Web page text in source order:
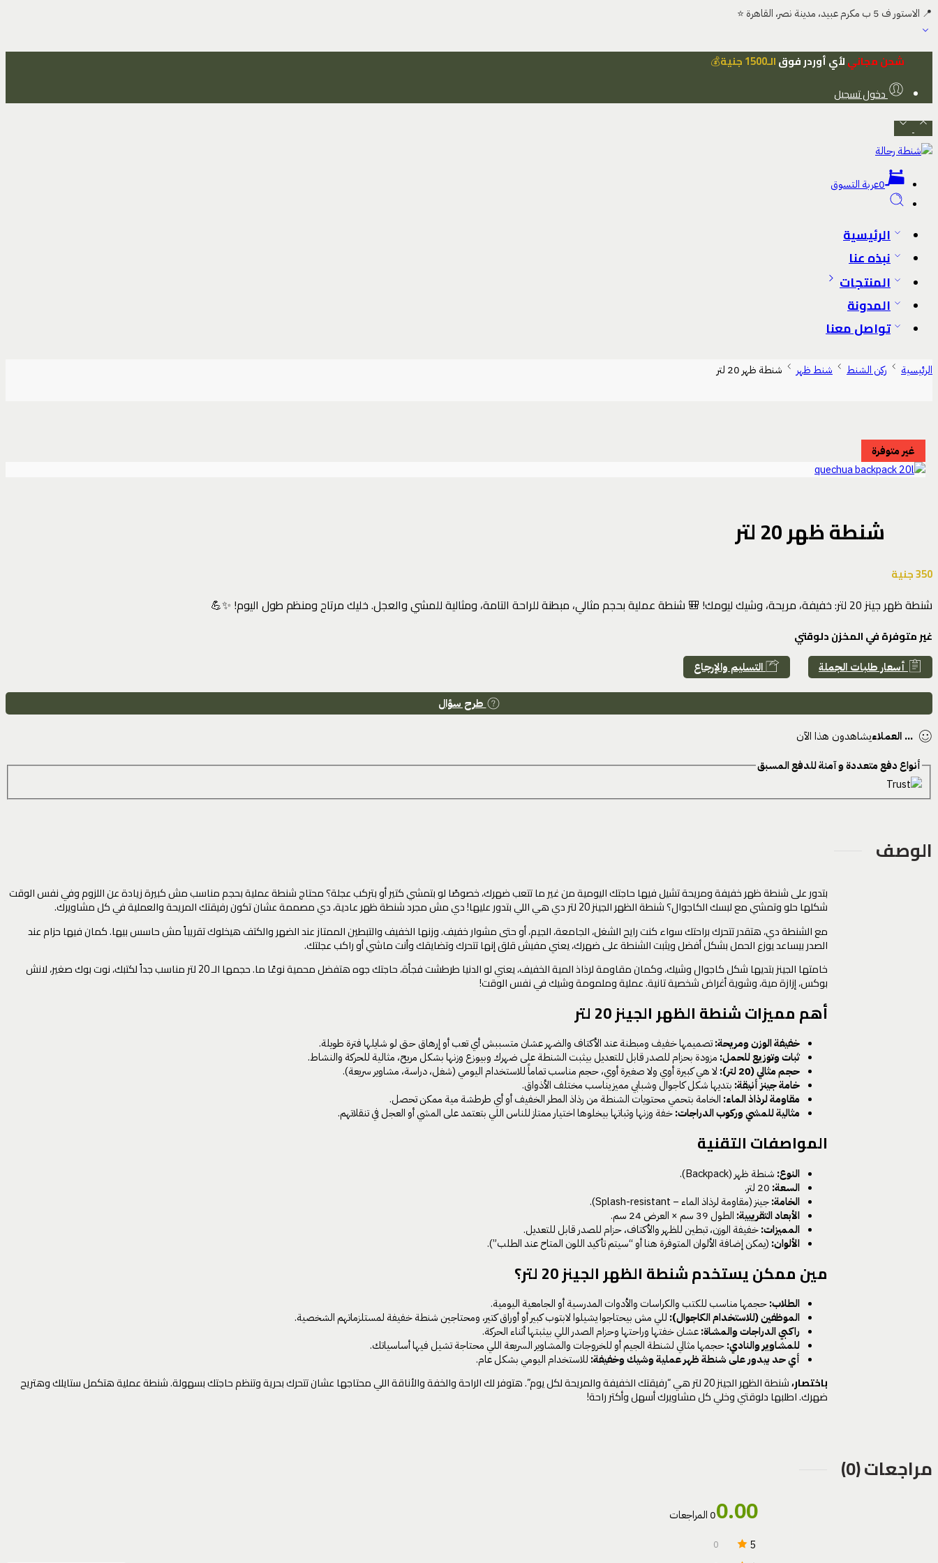
📍 الاستور ف 5 ب مكرم عبيد، مدينة نصر، القاهرة ⭐
شحن مجانيلأي أوردر فوقالـ1500 جنية
💰
دخول تسجيل
0عربة التسوق
الرئيسية
نبذه عنا
المنتجات
المدونة
تواصل معنا
الرئيسية ركن الشنط شنط ظهر شنطة ظهر 20 لتر
غير متوفرة
شنطة ظهر 20 لتر
350جنية
شنطة ظهر جينز 20 لتر: خفيفة، مريحة، وشيك ليومك! 🎒 شنطة عملية بحجم مثالي، مبطنة للراحة التامة، ومثالية للمشي والعجل. خليك مرتاح ومنظم طول اليوم! ✨💪
غير متوفرة في المخزن دلوقتي
أسعار طلبات الجملة التسليم والإرجاع
طرح سؤال
... العملاءيشاهدون هذا الآن
أنواع دفع متعددة و آمنة للدفع المسبق
الوصف
بتدور على شنطة ظهر خفيفة ومريحة تشيل فيها حاجتك اليومية من غير ما تتعب ضهرك، خصوصًا لو بتمشي كتير أو بتركب عجلة؟ محتاج شنطة عملية بحجم مناسب مش كبيرة زيادة عن اللزوم وفي نفس الوقت
شكلها حلو وتمشي مع لبسك الكاجوال؟ شنطة الظهر الجينز 20 لتر دي هي اللي بتدور عليها! دي مش مجرد شنطة ظهر عادية، دي مصممة عشان تكون رفيقتك المريحة والعملية في كل مشاويرك.
مع الشنطة دي، هتقدر تتحرك براحتك سواء كنت رايح الشغل، الجامعة، الجيم، أو حتى مشوار خفيف. وزنها الخفيف والتبطين الممتاز عند الضهر والكتف هيخلوك تقريباً مش حاسس بيها. كمان فيها حزام عند
الصدر بيساعد يوزع الحمل بشكل أفضل ويثبت الشنطة على ضهرك، يعني مفيش قلق إنها تتحرك وتضايقك وأنت ماشي أو راكب عجلتك.
خامتها الجينز بتديها شكل كاجوال وشيك، وكمان مقاومة لرذاذ المية الخفيف، يعني لو الدنيا طرطشت فجأة، حاجتك جوه هتفضل محمية نوعًا ما. حجمها الـ 20 لتر مناسب جداً لكتبك، نوت بوك صغير، لانش
بوكس، إزازة مية، وشوية أغراض شخصية تانية. عملية وملمومة وشيك في نفس الوقت!
أهم مميزات شنطة الظهر الجينز 20 لتر
خفيفة الوزن ومريحة:تصميمها خفيف ومبطنة عند الأكتاف والضهر عشان متسببش أي تعب أو إرهاق حتى لو شايلها فترة طويلة.
ثبات وتوزيع للحمل: مزودة بحزام للصدر قابل للتعديل بيثبت الشنطة على ضهرك وبيوزع وزنها بشكل مريح، مثالية للحركة والنشاط.
حجم مثالي (20 لتر):
لا هي كبيرة أوي ولا صغيرة أوي، حجم مناسب تماماً للاستخدام اليومي (شغل، دراسة، مشاوير سريعة).
خامة جينز أنيقة: بتديها شكل كاجوال وشبابي مميز يناسب مختلف الأذواق.
مقاومة لرذاذ الماء: الخامة بتحمي محتويات الشنطة من رذاذ المطر الخفيف أو أي طرطشة مية ممكن تحصل.
مثالية للمشي وركوب الدراجات:خفة وزنها وثباتها بيخلوها اختيار ممتاز للناس اللي بتعتمد على المشي أو العجل في تنقلاتهم.
المواصفات التقنية
النوع: شنطة ظهر (Backpack).
السعة:
الخامة:جينز (مقاومة لرذاذ الماء – Splash-resistant).
الأبعاد التقريبية: الطول 39 سم × العرض 24 سم.
المميزات:خفيفة الوزن، تبطين للظهر والأكتاف، حزام للصدر قابل للتعديل.
الألوان: (يمكن إضافة الألوان المتوفرة هنا أو “سيتم تأكيد اللون المتاح عند الطلب”).
مين ممكن يستخدم شنطة الظهر الجينز 20 لتر؟
الطلاب:حجمها مناسب للكتب والكراسات والأدوات المدرسية أو الجامعية اليومية.
الموظفين (للاستخدام الكاجوال): للي مش بيحتاجوا يشيلوا لابتوب كبير أو أوراق كتير، ومحتاجين شنطة خفيفة لمستلزماتهم الشخصية.
راكبي الدراجات والمشاة:عشان خفتها وراحتها وحزام الصدر اللي بيثبتها أثناء الحركة.
للمشاوير والنادي:حجمها مثالي لشنطة الجيم أو للخروجات والمشاوير السريعة اللي محتاجة تشيل فيها أساسياتك.
أي حد بيدور على شنطة ظهر عملية وشيك وخفيفة: للاستخدام اليومي بشكل عام.
باختصار، شنطة الظهر الجينز 20 لتر هي “رفيقتك الخفيفة والمريحة لكل يوم”. هتوفر لك الراحة والخفة والأناقة اللي محتاجها عشان تتحرك بحرية وتنظم حاجتك بسهولة. شنطة عملية هتكمل ستايلك وهتريح
ضهرك. اطلبها دلوقتي وخلي كل مشاويرك أسهل وأكتر راحة!
مراجعات (0)
0.000 المراجعات
5
0